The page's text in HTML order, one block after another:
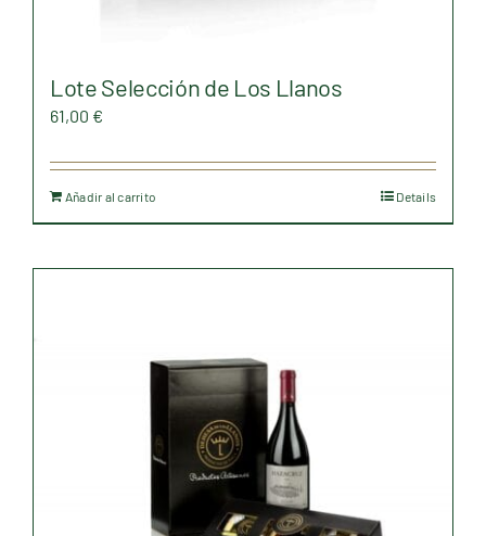
Lote Selección de Los Llanos
61,00 €
Añadir al carrito Details